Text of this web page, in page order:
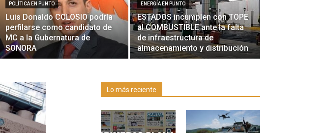
POLÍTICA EN PUNTO
Luis Donaldo COLOSIO podría
perfilarse como candidato de
MC a la Gubernatura de
SONORA
ENERGÍA EN PUNTO
ESTADOS incumplen con TOPE
al COMBUSTIBLE ante la falta
de infraestructura de
almacenamiento y distribución
Lo más reciente